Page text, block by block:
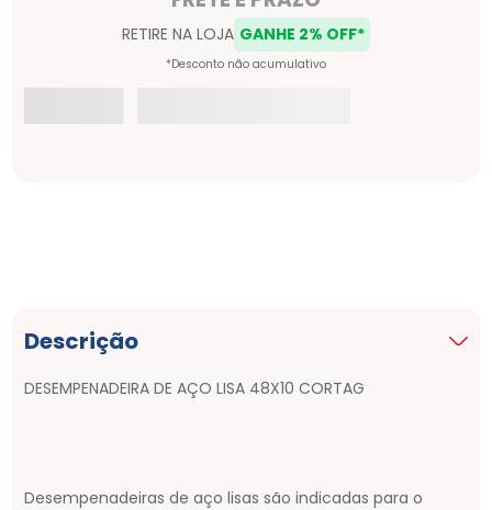
Descrição
DESEMPENADEIRA DE AÇO LISA 48X10 CORTAG
Desempenadeiras de aço lisas são indicadas para o